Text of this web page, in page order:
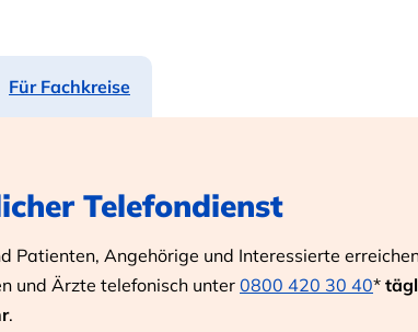
Für Fachkreise
Telefondienst
Patienten, Angehörige und Interessierte
und Ärzte telefonisch unter 0800 420 30 40*
.